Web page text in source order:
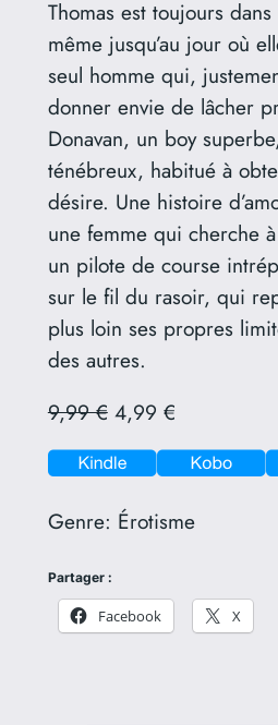
Thomas est toujours
même jusqu’au jour où
seul homme qui,
donner envie de lâcher
Donavan, un boy
ténébreux, habitué à
désire. Une histoire
une femme qui cherche
un pilote de course
sur le fil du rasoir, qui
plus loin ses propres
des autres.
9,99 €4,99 €
Genre: Érotisme
Partager :
Facebook X